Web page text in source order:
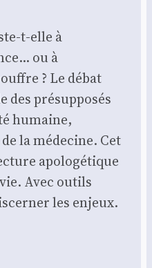
t-elle à
ou à
? Le débat
des présupposés
humaine,
la médecine. Cet
apologétique
Avec outils
les enjeux.